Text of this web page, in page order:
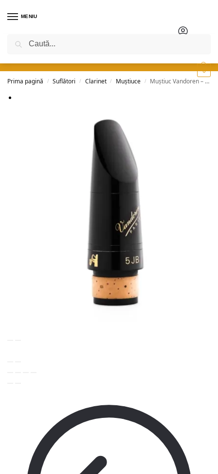
MENIU
0
Prima pagină
/ Suflători / Clarinet / Muștiuce / Muștiuc Vandoren – 5JB